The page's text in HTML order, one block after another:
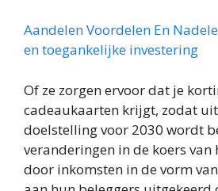
Aandelen Voordelen En
en toegankelijke investering
Of ze zorgen ervoor dat je
cadeaukaarten krijgt, zodat
doelstelling voor 2030 wordt
veranderingen in de koers van
door inkomsten in de vorm